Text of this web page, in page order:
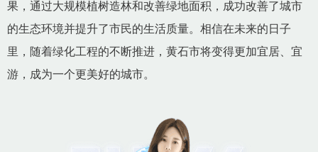
果，通过大规模植树造林和改善绿地面积，成功改善了城市
的生态环境并提升了市民的生活质量。相信在未来的日子
里，随着绿化工程的不断推进，黄石市将变得更加宜居、宜
游，成为一个更美好的城市。